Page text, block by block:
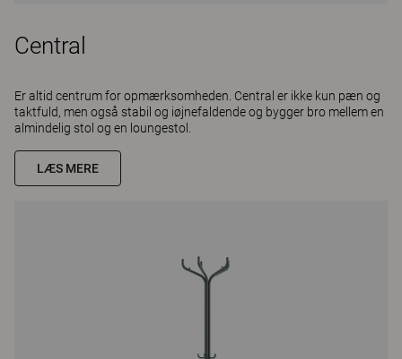
Central
Er altid centrum for opmærksomheden. Central er ikke kun pæn og
taktfuld, men også stabil og iøjnefaldende og bygger bro mellem en
almindelig stol og en loungestol.
LÆS MERE